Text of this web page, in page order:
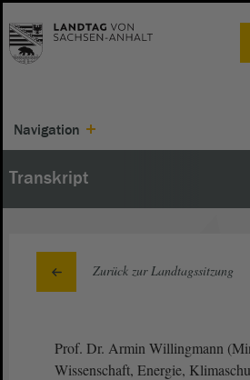
Navigation
Transkript
Zurück zur Landtagssitzung
Prof. Dr. Armin Willingmann
Wissenschaft, Energie,